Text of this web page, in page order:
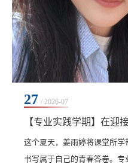
27 / 2026-07
这个夏天，姜雨婷将课堂所学
书写属于自己的青春答卷。专